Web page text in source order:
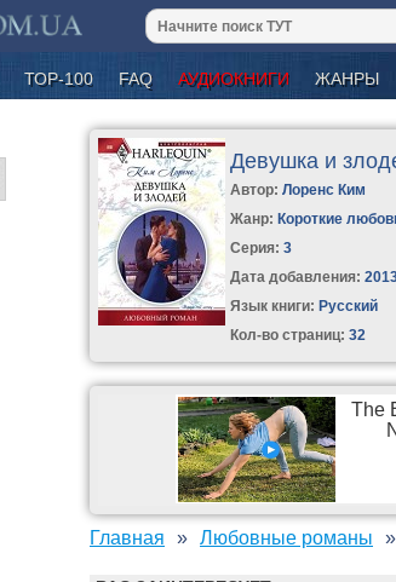
ТОР-100 FAQ АУДИОКНИГИ ЖАНРЫ
Девушка и
Автор:Лоренс Ким
Жанр: Короткие
Серия:3
Дата добавления:
Язык книги: Русский
Кол-во страниц: 32
Главная Любовные романы